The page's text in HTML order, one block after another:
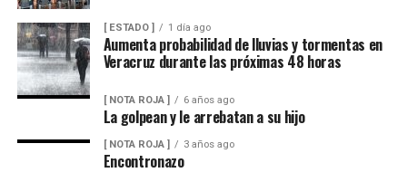
[ ESTADO ] 1 día ago
Aumenta probabilidad de lluvias y tormentas en
Veracruz durante las próximas 48 horas
[ NOTA ROJA ] 6 años ago
La golpean y le arrebatan a su hijo
[ NOTA ROJA ] 3 años ago
Encontronazo